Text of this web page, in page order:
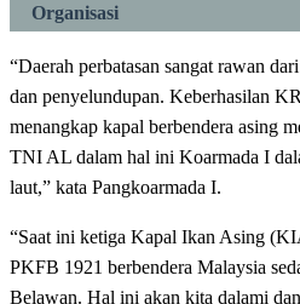
Organisasi
“Daerah perbatasan sangat rawan
dan penyelundupan. Keberhasilan
menangkap kapal berbendera asing
TNI AL dalam hal ini Koarmada I
laut,” kata Pangkoarmada I.
“Saat ini ketiga Kapal Ikan Asing
PKFB 1921 berbendera Malaysia
Belawan. Hal ini akan kita dalami